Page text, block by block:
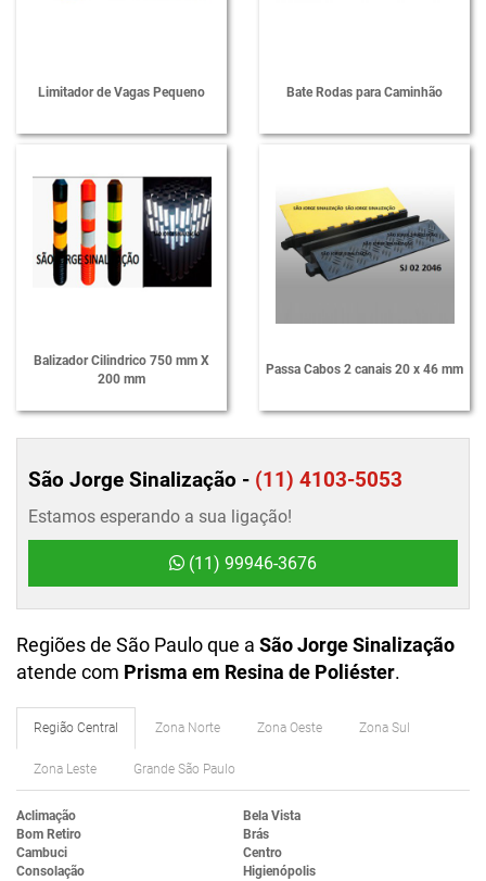
Limitador de Vagas Pequeno Bate Rodas para Caminhão
Balizador Cilindrico 750 mm X
200 mm
Passa Cabos 2 canais 20 x 46 mm
São Jorge Sinalização - (11) 4103-5053
Estamos esperando a sua ligação!
(11) 99946-3676
Regiões de São Paulo que a São Jorge Sinalização
atende com Prisma em Resina de Poliéster.
Região Central Zona Norte Zona Oeste Zona Sul
Zona Leste Grande São Paulo
Aclimação
Bela Vista
Bom Retiro
Brás
Cambuci
Centro
Consolação
Higienópolis